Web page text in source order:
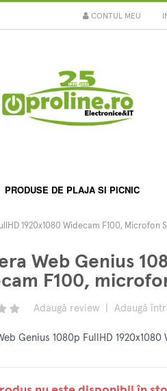
CONTUL MEU
PRODUSE DE PLAJA SI PICNIC
1920x1080 Widecam F100, Microfon
Web Genius
F100,
Adaugă review Adaugă
Genius 1080p FullHD